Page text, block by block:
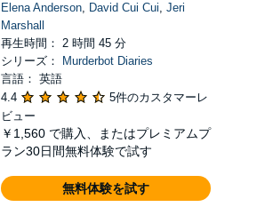
Elena Anderson, David Cui Cui, Jeri
Marshall
再生時間： 2 時間 45 分
シリーズ：
Murderbot Diaries
言語： 英語
4.4
5件のカスタマーレ
ビュー
￥1,560 で購入、またはプレミアムプ
ラン30日間無料体験で試す
無料体験を試す